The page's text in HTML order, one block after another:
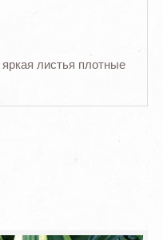
листья плотные